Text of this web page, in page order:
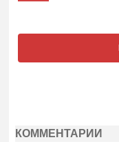
КОММЕНТАРИИ